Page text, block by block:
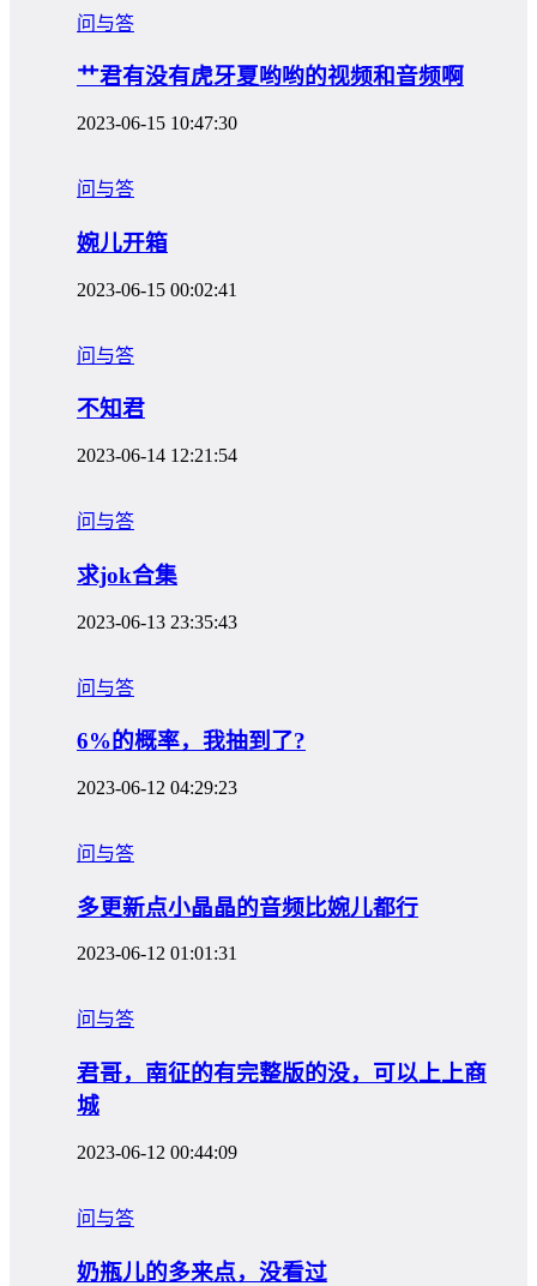
问与答
艹君有没有虎牙夏哟哟的视频和音频啊
2023-06-15 10:47:30
问与答
婉儿开箱
2023-06-15 00:02:41
问与答
不知君
2023-06-14 12:21:54
问与答
求jok合集
2023-06-13 23:35:43
问与答
6%的概率，我抽到了?
2023-06-12 04:29:23
问与答
多更新点小晶晶的音频比婉儿都行
2023-06-12 01:01:31
问与答
君哥，南征的有完整版的没，可以上上商
城
2023-06-12 00:44:09
问与答
奶瓶儿的多来点，没看过